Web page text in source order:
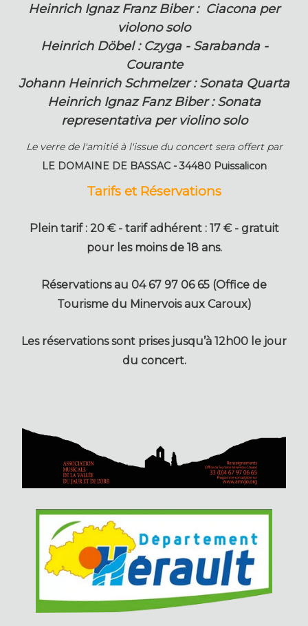
Heinrich Ignaz Franz Biber : Ciacona per
violono solo
Heinrich Döbel : Czyga - Sarabanda -
Courante
Johann Heinrich Schmelzer : Sonata Quarta
Heinrich Ignaz Fanz Biber : Sonata
representativa per violino solo
Le verre de l'amitié à l'issue du concert sera offert par
LE DOMAINE DE BASSAC - 34480 Puissalicon
Tarifs et Réservations
Plein tarif : 20 € - tarif adhérent : 17 € - gratuit
pour les moins de 18 ans.
Réservations au 04 67 97 06 65 (Office de
Tourisme du Minervois aux Caroux)
Les réservations sont prises jusqu’à 12h00 le jour
du concert.